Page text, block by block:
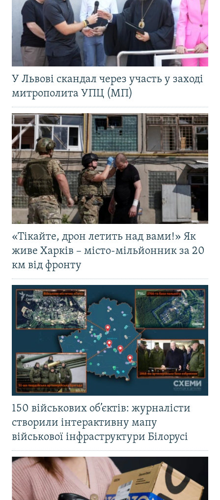
У Львові скандал через участь у заході
митрополита УПЦ (МП)
«Тікайте, дрон летить над вами!» Як
живе Харків – місто-мільйонник за 20
км від фронту
150 військових об’єктів: журналісти
створили інтерактивну мапу
військової інфраструктури Білорусі